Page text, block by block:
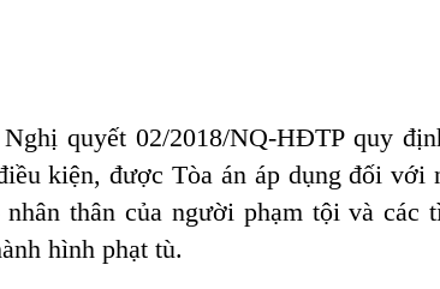
Nghị quyết 02/2018/NQ-HĐTPquy
kiện, được Tòa án áp dụng đối
nhân thân của người phạm tội và
hình phạt tù.